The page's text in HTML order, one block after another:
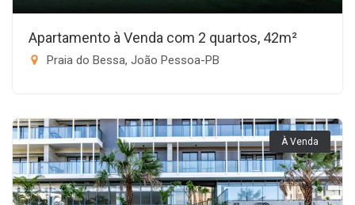
Apartamento à Venda com 2 quartos, 42m²
Praia do Bessa, João Pessoa-PB
À Venda